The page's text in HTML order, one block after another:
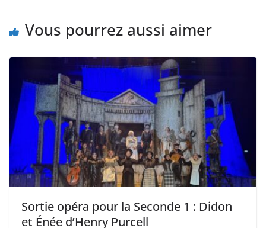
Vous pourrez aussi aimer
Sortie opéra pour la Seconde 1 : Didon
et Énée d’Henry Purcell